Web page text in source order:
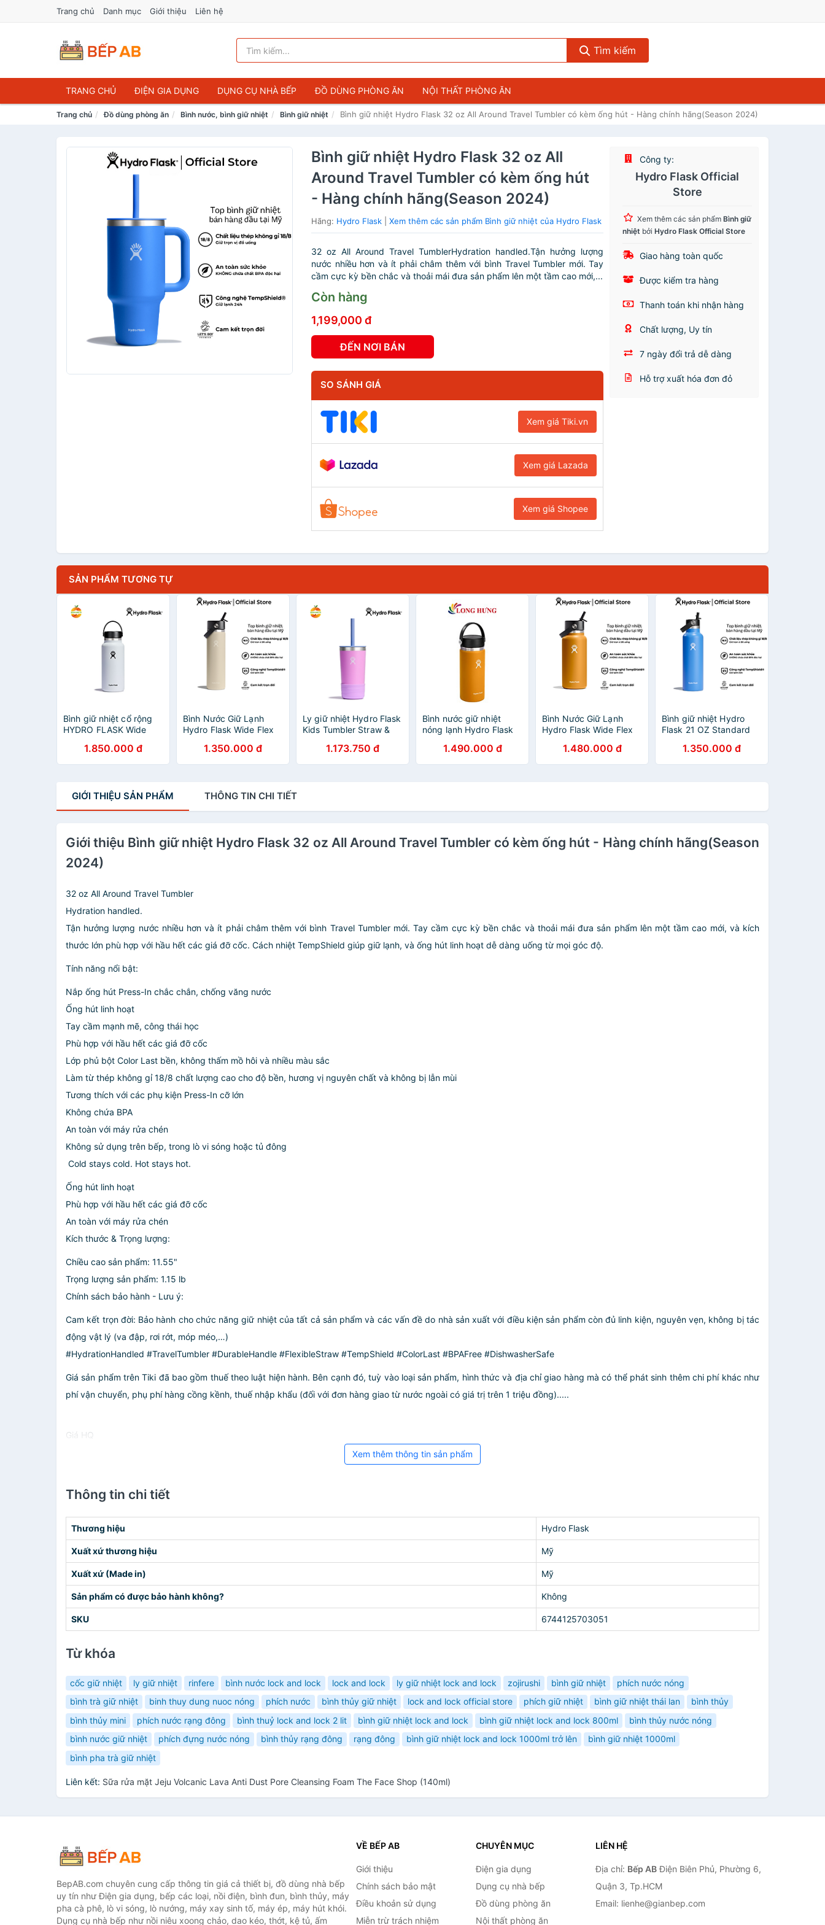
Trang chủ Danh mục Giới thiệu Liên hệ
Tìm kiếm
TRANG CHỦ ĐIỆN GIA DỤNG DỤNG CỤ NHÀ BẾP ĐỒ DÙNG PHÒNG ĂN NỘI THẤT PHÒNG ĂN
Trang chủ Đồ dùng phòng ăn Bình nước, bình giữ nhiệt Bình giữ nhiệt Bình giữ nhiệt Hydro Flask 32 oz All Around Travel Tumbler có kèm ống hút - Hàng chính hãng(Season 2024)
Bình giữ nhiệt Hydro Flask 32 oz All
Around Travel Tumbler có kèm ống hút
- Hàng chính hãng(Season 2024)
Hãng: Hydro Flask |Xem thêm các sản phẩm Bình giữ nhiệt của Hydro Flask
32 oz All Around Travel TumblerHydration handled.Tận hưởng lượng
nước nhiều hơn và ít phải châm thêm với bình Travel Tumbler mới. Tay
cầm cực kỳ bền chắc và thoải mái đưa sản phẩm lên một tầm cao mới,...
Còn hàng
1,199,000 đ
ĐẾN NƠI BÁN
SO SÁNH GIÁ
Xem giá Tiki.vn
Xem giá Lazada
Xem giá Shopee
Công ty:
Hydro Flask Official
Store
Xem thêm các sản phẩmBình giữ
nhiệt bởiHydro Flask Official Store
Giao hàng toàn quốc
Được kiểm tra hàng
Thanh toán khi nhận hàng
Chất lượng, Uy tín
7 ngày đổi trả dễ dàng
Hỗ trợ xuất hóa đơn đỏ
SẢN PHẨM TƯƠNG TỰ
Bình giữ nhiệt cổ rộng
HYDRO FLASK Wide
1.850.000 đ
Bình Nước Giữ Lạnh
Hydro Flask Wide Flex
(710ml) – W24BFS Hàng
chính hãng(Season
1.350.000 đ
Ly giữ nhiệt Hydro Flask
Kids Tumbler Straw &
1.173.750 đ
Bình nước giữ nhiệt
nóng lạnh Hydro Flask
OZ/473ml - Hàng chính
hãng
1.490.000 đ
Bình Nước Giữ Lạnh
Hydro Flask Wide Flex
(946ml) – W32BFS
Hàng chính hãng
1.480.000 đ
Bình giữ nhiệt Hydro
Flask 21 OZ Standard
xoay - Hàng chính
hãng(Season 2024)
1.350.000 đ
GIỚI THIỆU SẢN PHẨM THÔNG TIN CHI TIẾT
Giới thiệu Bình giữ nhiệt Hydro Flask 32 oz All Around Travel Tumbler có kèm ống hút - Hàng chính hãng(Season
2024)
32 oz All Around Travel Tumbler
Hydration handled.
Tận hưởng lượng nước nhiều hơn và ít phải châm thêm với bình Travel Tumbler mới. Tay cầm cực kỳ bền chắc và thoải mái đưa sản phẩm lên một tầm cao mới, và kích
thước lớn phù hợp với hầu hết các giá đỡ cốc. Cách nhiệt TempShield giúp giữ lạnh, và ống hút linh hoạt dễ dàng uống từ mọi góc độ.
Tính năng nổi bật:
Nắp ống hút Press-In chắc chắn, chống văng nước
Ống hút linh hoạt
Tay cầm mạnh mẽ, công thái học
Phù hợp với hầu hết các giá đỡ cốc
Lớp phủ bột Color Last bền, không thấm mồ hôi và nhiều màu sắc
Làm từ thép không gỉ 18/8 chất lượng cao cho độ bền, hương vị nguyên chất và không bị lẫn mùi
Tương thích với các phụ kiện Press-In cỡ lớn
Không chứa BPA
An toàn với máy rửa chén
Không sử dụng trên bếp, trong lò vi sóng hoặc tủ đông
️ Cold stays cold. Hot stays hot.
Ống hút linh hoạt
Phù hợp với hầu hết các giá đỡ cốc
An toàn với máy rửa chén
Kích thước & Trọng lượng:
Chiều cao sản phẩm: 11.55"
Trọng lượng sản phẩm: 1.15 lb
Chính sách bảo hành - Lưu ý:
Cam kết trọn đời: Bảo hành cho chức năng giữ nhiệt của tất cả sản phẩm và các vấn đề do nhà sản xuất với điều kiện sản phẩm còn đủ linh kiện, nguyên vẹn, không bị tác
động vật lý (va đập, rơi rớt, móp méo,…)
#HydrationHandled #TravelTumbler #DurableHandle #FlexibleStraw #TempShield #ColorLast #BPAFree #DishwasherSafe
Giá sản phẩm trên Tiki đã bao gồm thuế theo luật hiện hành. Bên cạnh đó, tuỳ vào loại sản phẩm, hình thức và địa chỉ giao hàng mà có thể phát sinh thêm chi phí khác như
phí vận chuyển, phụ phí hàng cồng kềnh, thuế nhập khẩu (đối với đơn hàng giao từ nước ngoài có giá trị trên 1 triệu đồng).....
Giá HQ
Xem thêm thông tin sản phẩm
Thông tin chi tiết
Thương hiệu Hydro Flask
Xuất xứ thương hiệu Mỹ
Xuất xứ (Made in) Mỹ
Sản phẩm có được bảo hành không? Không
SKU 6744125703051
Từ khóa
cốc giữ nhiệt ly giữ nhiệt rinfere bình nước lock and lock lock and lock ly giữ nhiệt lock and lock zojirushi bình giữ nhiệt
phích nước nóng
bình trà giữ nhiệt
binh thuy dung nuoc nóng phích nước bình thủy giữ nhiệt lock and lock official store phích giữ nhiệt bình giữ nhiệt thái lan
bình thủy
bình thủy mini
phích nước rạng đông bình thuỷ lock and lock 2 lit bình giữ nhiệt lock and lock bình giữ nhiệt lock and lock 800ml
bình thủy nước nóng
bình nước giữ nhiệt
phích đựng nước nóng bình thủy rạng đông rạng đông bình giữ nhiệt lock and lock 1000ml trở lên
bình giữ nhiệt 1000ml
bình pha trà giữ nhiệt
Liên kết: Sữa rửa mặt Jeju Volcanic Lava Anti Dust Pore Cleansing Foam The Face Shop (140ml)
BepAB.com chuyên cung cấp thông tin giá cả thiết bị, đồ dùng nhà bếp
uy tín như Điện gia dụng, bếp các loại, nồi điện, bình đun, bình thủy, máy
pha cà phê, lò vi sóng, lò nướng, máy xay sinh tố, máy ép, máy hút khói.
Dụng cụ nhà bếp như nồi niêu xoong chảo, dao kéo, thớt, kệ tủ, ấm
VỀ BẾP AB
Giới thiệu
Chính sách bảo mật
Điều khoản sử dụng
Miễn trừ trách nhiệm
CHUYÊN MỤC
Điện gia dụng
Dụng cụ nhà bếp
Đồ dùng phòng ăn
Nội thất phòng ăn
LIÊN HỆ
Địa chỉ: Bếp ABĐiện Biên Phủ, Phường 6,
Quận 3, Tp.HCM
Email: lienhe@gianbep.com